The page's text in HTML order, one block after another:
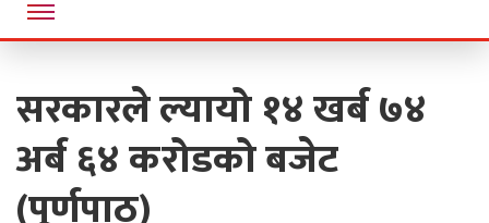
Bisaunee
सरकारले ल्यायो १४ खर्ब ७४
अर्ब ६४ करोडको बजेट
(पूर्णपाठ)